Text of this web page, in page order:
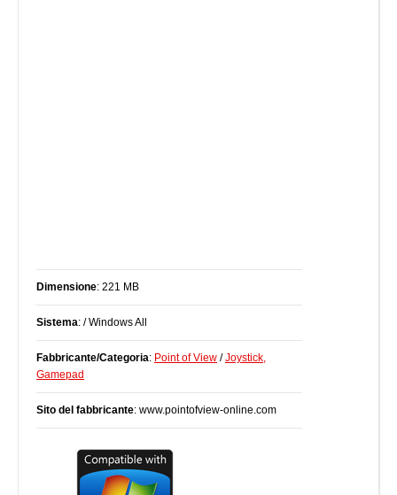
Dimensione: 221 MB
Sistema: / Windows All
Fabbricante/Categoria: Point of View /Joystick,
Gamepad
Sito del fabbricante: www.pointofview-online.com